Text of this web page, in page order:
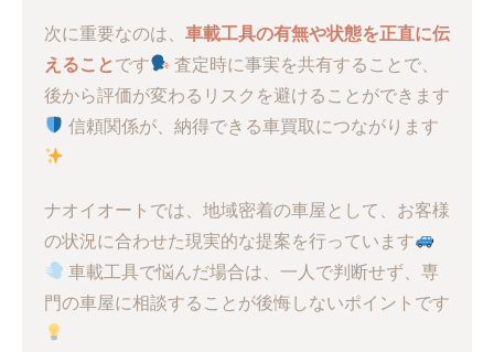
次に重要なのは、 車載工具の有無や状態を正直に伝
えること です
査定時に事実を共有することで、
後から評価が変わるリスクを避けることができます
信頼関係が、納得できる車買取につながります
ナオイオートでは、地域密着の車屋として、お客様
の状況に合わせた現実的な提案を行っています
車載工具で悩んだ場合は、一人で判断せず、専
門の車屋に相談することが後悔しないポイントです